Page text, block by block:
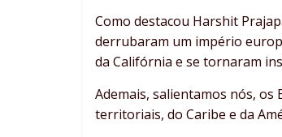
Como destacou Harshit
derrubaram um império
da Califórnia e se tornaram
Ademais, salientamos nós, os
territoriais, do Caribe e da